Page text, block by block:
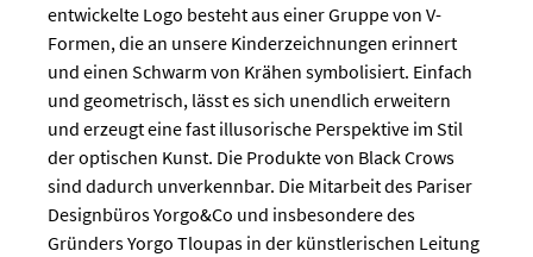
entwickelte Logo besteht aus einer Gruppe von V-
Formen, die an unsere Kinderzeichnungen erinnert
und einen Schwarm von Krähen symbolisiert. Einfach
und geometrisch, lässt es sich unendlich erweitern
und erzeugt eine fast illusorische Perspektive im Stil
der optischen Kunst. Die Produkte von Black Crows
sind dadurch unverkennbar. Die Mitarbeit des Pariser
Designbüros Yorgo&Co und insbesondere des
Gründers Yorgo Tloupas in der künstlerischen Leitung